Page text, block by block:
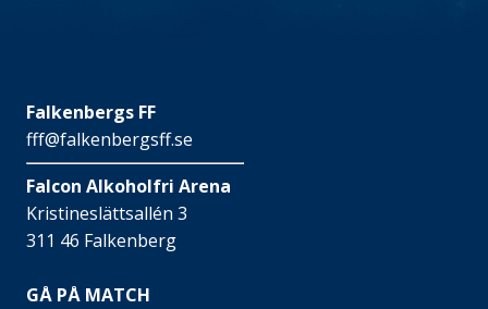
Falkenbergs FF
fff@falkenbergsff.se
Falcon Alkoholfri Arena
Kristineslättsallén 3
311 46 Falkenberg
GÅ PÅ MATCH